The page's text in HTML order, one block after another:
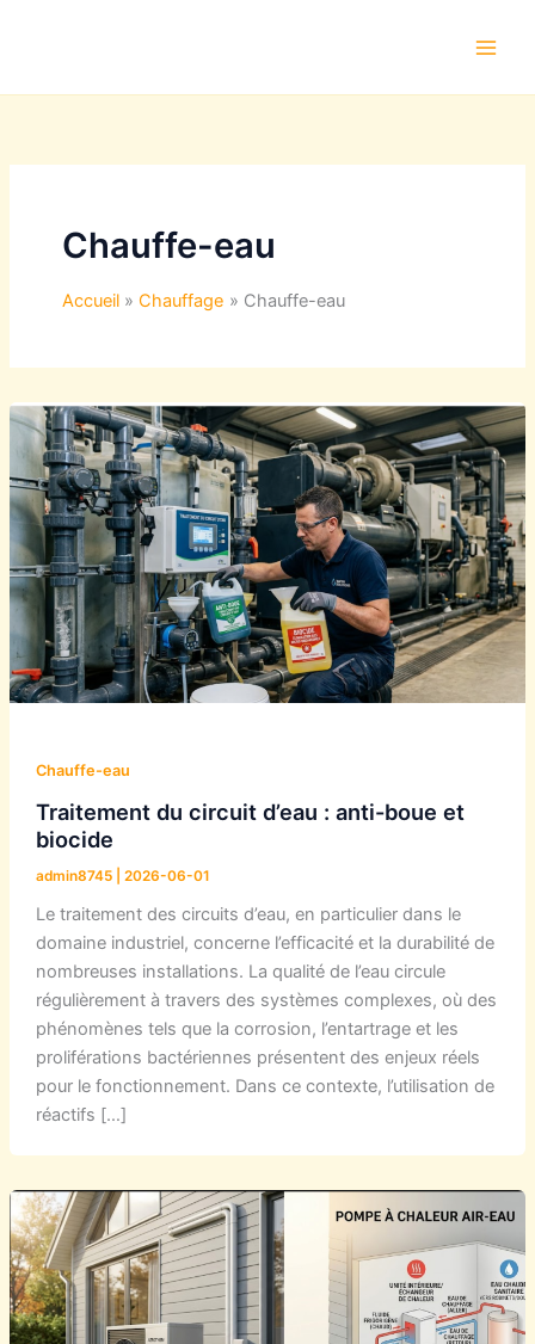
Chauffe-eau
Accueil Chauffage Chauffe-eau
Chauffe-eau
Traitement du circuit d’eau : anti-boue et
biocide
admin8745 2026-06-01
Le traitement des circuits d’eau, en particulier dans le
domaine industriel, concerne l’efficacité et la durabilité de
nombreuses installations. La qualité de l’eau circule
régulièrement à travers des systèmes complexes, où des
phénomènes tels que la corrosion, l’entartrage et les
proliférations bactériennes présentent des enjeux réels
pour le fonctionnement. Dans ce contexte, l’utilisation de
réactifs […]